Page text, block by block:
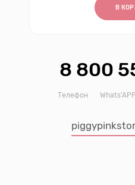
В
8 800
Телефон Whats’APP